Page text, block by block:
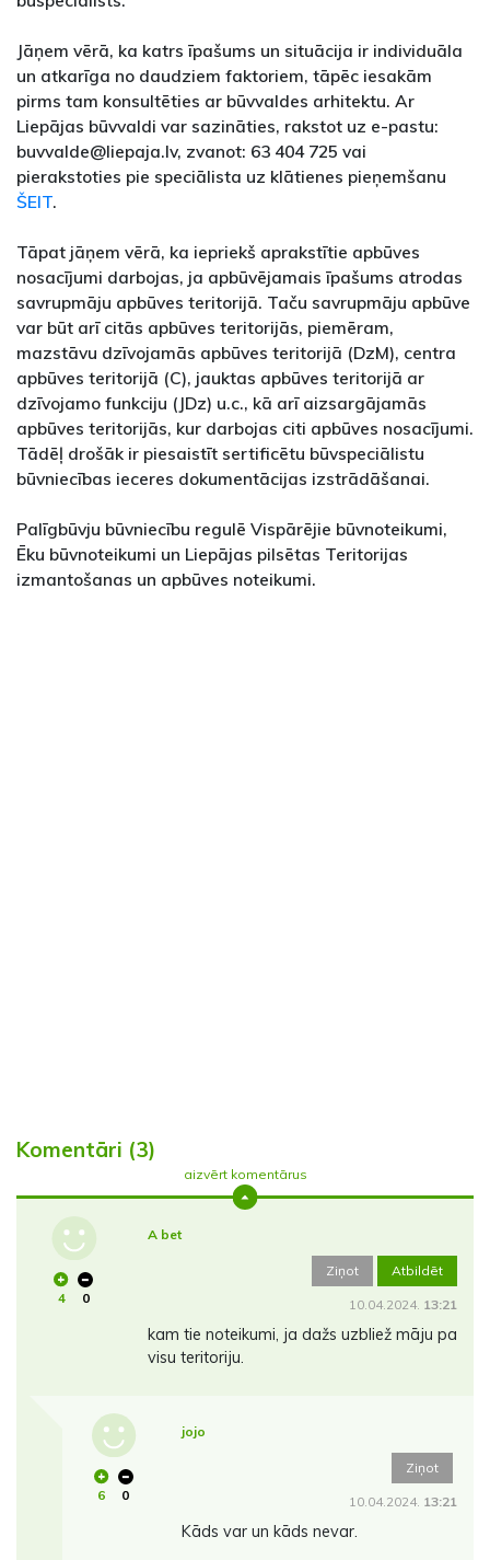
Jāņem vērā, ka katrs īpašums un situācija ir individuāla
un atkarīga no daudziem faktoriem, tāpēc iesakām
pirms tam konsultēties ar būvvaldes arhitektu. Ar
Liepājas būvvaldi var sazināties, rakstot uz e-pastu:
buvvalde@liepaja.lv, zvanot: 63 404 725 vai
pierakstoties pie speciālista uz klātienes pieņemšanu
ŠEIT.
Tāpat jāņem vērā, ka iepriekš aprakstītie apbūves
nosacījumi darbojas, ja apbūvējamais īpašums atrodas
savrupmāju apbūves teritorijā. Taču savrupmāju apbūve
var būt arī citās apbūves teritorijās, piemēram,
mazstāvu dzīvojamās apbūves teritorijā (DzM), centra
apbūves teritorijā (C), jauktas apbūves teritorijā ar
dzīvojamo funkciju (JDz) u.c., kā arī aizsargājamās
apbūves teritorijās, kur darbojas citi apbūves nosacījumi.
Tādēļ drošāk ir piesaistīt sertificētu būvspeciālistu
būvniecības ieceres dokumentācijas izstrādāšanai.
Palīgbūvju būvniecību regulē Vispārējie būvnoteikumi,
Ēku būvnoteikumi un Liepājas pilsētas Teritorijas
izmantošanas un apbūves noteikumi.
Komentāri (3)
aizvērt komentārus
4 0
A bet
Ziņot Atbildēt
10.04.2024. 13:21
kam tie noteikumi, ja dažs uzbliež māju pa
visu teritoriju.
6 0
jojo
Ziņot
10.04.2024. 13:21
Kāds var un kāds nevar.